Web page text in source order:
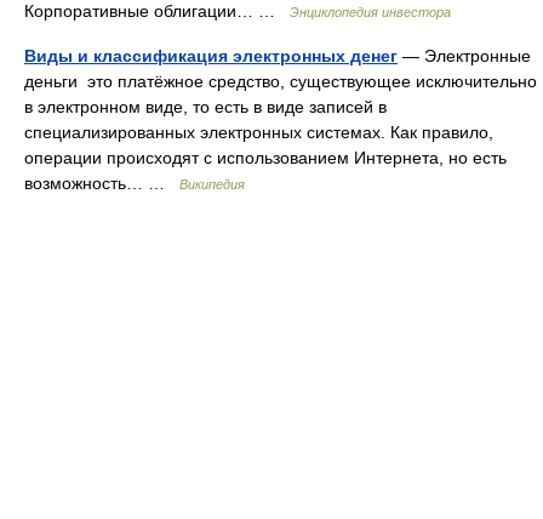
Корпоративные облигации… …
Энциклопедия инвестора
Виды и классификация электронных денег — Электронные
деньги это платёжное средство, существующее исключительно
в электронном виде, то есть в виде записей в
специализированных электронных системах. Как правило,
операции происходят с использованием Интернета, но есть
возможность… …
Википедия